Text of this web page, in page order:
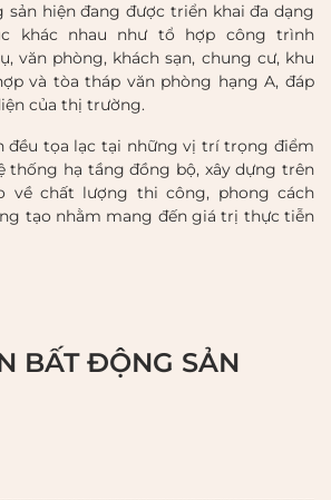
sản hiện đang được triển khai đa dạng
khác nhau như tổ hợp công trình
văn phòng, khách sạn, chung cư, khu
và tòa tháp văn phòng hạng A, đáp
của thị trường.
đều tọa lạc tại những vị trí trọng điểm
thống hạ tầng đồng bộ, xây dựng trên
về chất lượng thi công, phong cách
tạo nhằm mang đến giá trị thực tiễn
BẤT ĐỘNG SẢN